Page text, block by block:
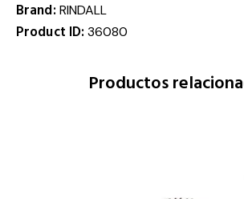
Brand: RINDALL
Product ID:36080
Productos